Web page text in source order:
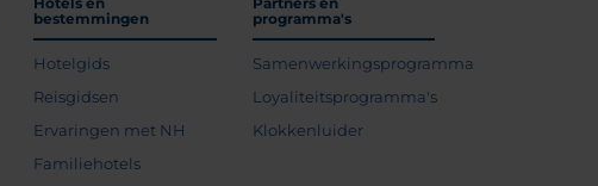
bestemmingen
Hotelgids
Reisgidsen
Ervaringen met NH
Familiehotels
programma's
Samenwerkingsprogramma
Loyaliteitsprogramma's
Klokkenluider